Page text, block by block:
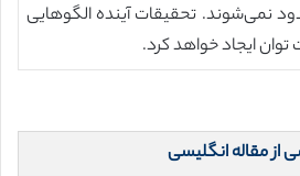
نمی‌شوند. تحقیقات آینده الگوهایی
توان ایجاد خواهد کرد.
از مقاله انگلیسی